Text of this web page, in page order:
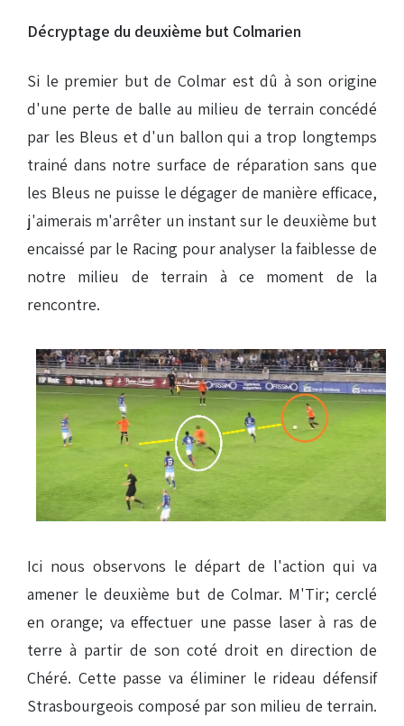
Décryptage du deuxième but Colmarien
Si le premier but de Colmar est dû à son origine
d'une perte de balle au milieu de terrain concédé
par les Bleus et d'un ballon qui a trop longtemps
trainé dans notre surface de réparation sans que
les Bleus ne puisse le dégager de manière efficace,
j'aimerais m'arrêter un instant sur le deuxième but
encaissé par le Racing pour analyser la faiblesse de
notre milieu de terrain à ce moment de la
rencontre.
Ici nous observons le départ de l'action qui va
amener le deuxième but de Colmar. M'Tir; cerclé
en orange; va effectuer une passe laser à ras de
terre à partir de son coté droit en direction de
Chéré. Cette passe va éliminer le rideau défensif
Strasbourgeois composé par son milieu de terrain.